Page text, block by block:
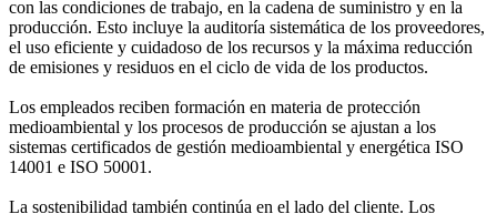
con las condiciones de trabajo, en la cadena de suministro y en la
producción. Esto incluye la auditoría sistemática de los proveedores,
el uso eficiente y cuidadoso de los recursos y la máxima reducción
de emisiones y residuos en el ciclo de vida de los productos.
Los empleados reciben formación en materia de protección
medioambiental y los procesos de producción se ajustan a los
sistemas certificados de gestión medioambiental y energética ISO
14001 e ISO 50001.
La sostenibilidad también continúa en el lado del cliente. Los